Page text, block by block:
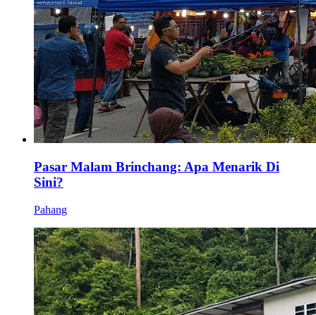
Pasar Malam Brinchang: Apa Menarik Di
Sini?
Pahang